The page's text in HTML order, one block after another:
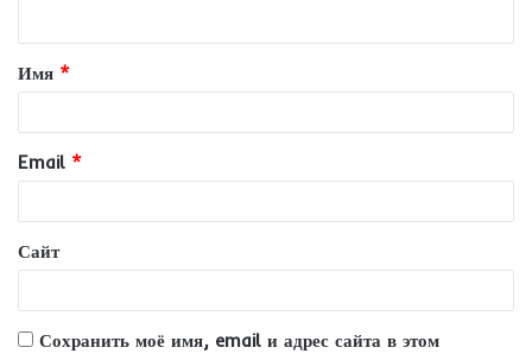
т
а
и
й
*
Имя *
Email *
Сайт
Сохранить моё имя, email и адрес сайта в этом